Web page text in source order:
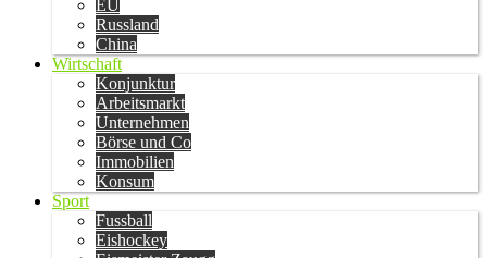
EU
Russland
China
Wirtschaft
Konjunktur
Arbeitsmarkt
Unternehmen
Börse und Co
Immobilien
Konsum
Sport
Fussball
Eishockey